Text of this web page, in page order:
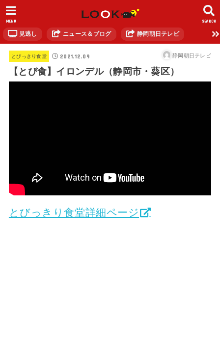
SEARCH
MENU
見逃し ニュース＆ブログ 静岡朝日テレビ
とびっきり食堂 2021.12.09 静岡朝日テレビ
【とび食】イロンデル（静岡市・葵区）
とびっきり食堂詳細ページ